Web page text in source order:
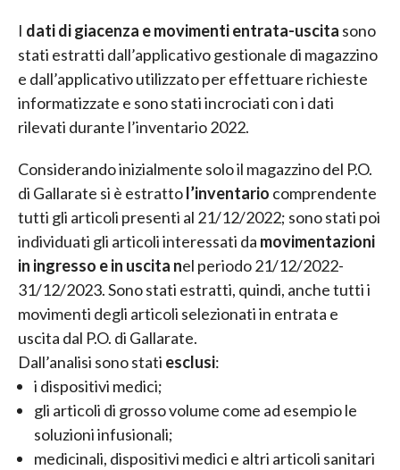
I dati di giacenza e movimenti entrata-uscita sono
stati estratti dall’applicativo gestionale di magazzino
e dall’applicativo utilizzato per effettuare richieste
informatizzate e sono stati incrociati con i dati
rilevati durante l’inventario 2022.
Considerando inizialmente solo il magazzino del P.O.
di Gallarate si è estrattol’inventario comprendente
tutti gli articoli presenti al 21/12/2022; sono stati poi
individuati gli articoli interessati da movimentazioni
in ingresso e in uscita nel periodo 21/12/2022-
31/12/2023. Sono stati estratti, quindi, anche tutti i
movimenti degli articoli selezionati in entrata e
uscita dal P.O. di Gallarate.
Dall’analisi sono stati esclusi:
i dispositivi medici;
gli articoli di grosso volume come ad esempio le
soluzioni infusionali;
medicinali, dispositivi medici e altri articoli sanitari